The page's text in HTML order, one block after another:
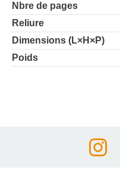
Nbre de pages
Reliure
Dimensions (L×H×P)
Poids